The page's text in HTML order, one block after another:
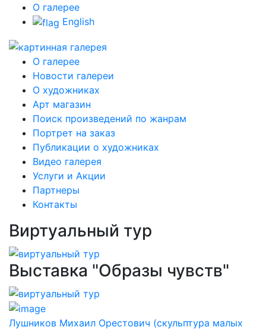
О галерее
English
О галерее
Новости галереи
О художниках
Арт магазин
Поиск произведений по жанрам
Портрет на заказ
Публикации о художниках
Видео галерея
Услуги и Акции
Партнеры
Контакты
Виртуальный тур
Выставка "Образы чувств"
Лушников Михаил Орестович (скульптура малых